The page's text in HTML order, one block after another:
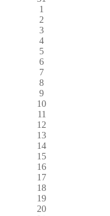
1
2
3
4
5
6
7
8
9
10
11
12
13
14
15
16
17
18
19
20